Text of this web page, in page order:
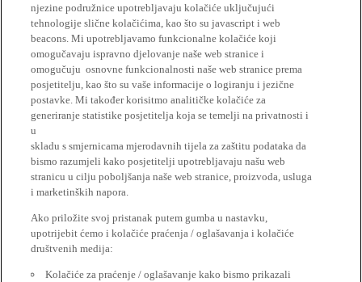
njezine podružnice upotrebljavaju kolačiće uključujući
tehnologije slične kolačićima, kao što su javascript i web
beacons. Mi upotrebljavamo funkcionalne kolačiće koji
omogučavaju ispravno djelovanje naše web stranice i
omogučuju osnovne funkcionalnosti naše web stranice prema
posjetitelju, kao što su vaše informacije o logiranju i jezične
postavke. Mi također korisitmo analitičke kolačiće za
generiranje statistike posjetitelja koja se temelji na privatnosti i
u
skladu s smjernicama mjerodavnih tijela za zaštitu podataka da
bismo razumjeli kako posjetitelji upotrebljavaju našu web
stranicu u cilju poboljšanja naše web stranice, proizvoda, usluga
i marketinških napora.
Ako priložite svoj pristanak putem gumba u nastavku,
upotrijebit ćemo i kolačiće praćenja / oglašavanja i kolačiće
društvenih medija:
Kolačiće za praćenje / oglašavanje kako bismo prikazali